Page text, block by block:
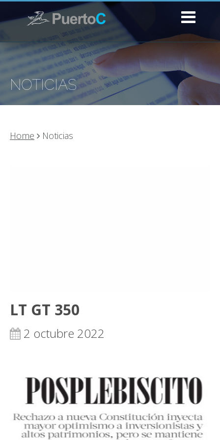
NOTICIAS
Home Noticias
LT GT 350
2 octubre 2022